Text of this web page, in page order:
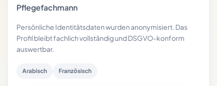
Pflegefachmann
Persönliche Identitätsdaten wurden anonymisiert. Das
Profil bleibt fachlich vollständig und DSGVO-konform
auswertbar.
Arabisch Französisch